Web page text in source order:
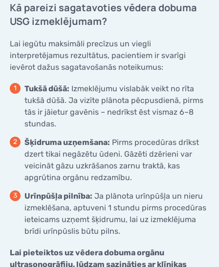
Kā pareizi sagatavoties vēdera dobuma
USG izmeklējumam?
Lai iegūtu maksimāli precīzus un viegli
interpretējamus rezultātus, pacientiem ir svarīgi
ievērot dažus sagatavošanās noteikumus:
Tukšā dūšā: Izmeklējumu vislabāk veikt no rīta
tukšā dūšā. Ja vizīte plānota pēcpusdienā, pirms
tās ir jāietur gavēnis – nedrīkst ēst vismaz 6–8
stundas.
Šķidruma uzņemšana: Pirms procedūras drīkst
dzert tikai negāzētu ūdeni. Gāzēti dzērieni var
veicināt gāzu uzkrāšanos zarnu traktā, kas
apgrūtina orgānu redzamību.
Urīnpūšļa pilnība: Ja plānota urīnpūšļa un nieru
izmeklēšana, aptuveni 1 stundu pirms procedūras
ieteicams uzņemt šķidrumu, lai uz izmeklējuma
brīdi urīnpūslis būtu pilns.
Lai pieteiktos uz vēdera dobuma orgānu
ultrasonogrāfiju, lūdzam sazināties ar klīnikas